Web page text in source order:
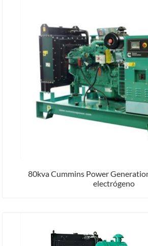
80kva Cummins Power
electrógeno